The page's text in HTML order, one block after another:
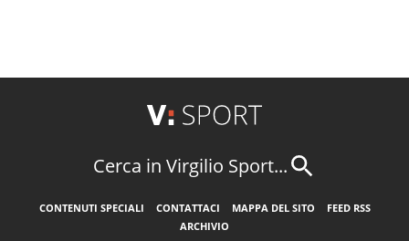
Cerca in Virgilio Sport...
CONTENUTI SPECIALI CONTATTACI MAPPA DEL SITO
FEED RSS
ARCHIVIO